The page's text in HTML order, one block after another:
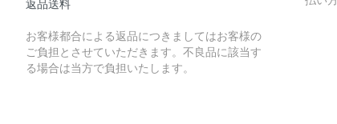
返品送料
お客様都合による返品につきましてはお客様の
ご負担とさせていただきます。不良品に該当す
る場合は当方で負担いたします。